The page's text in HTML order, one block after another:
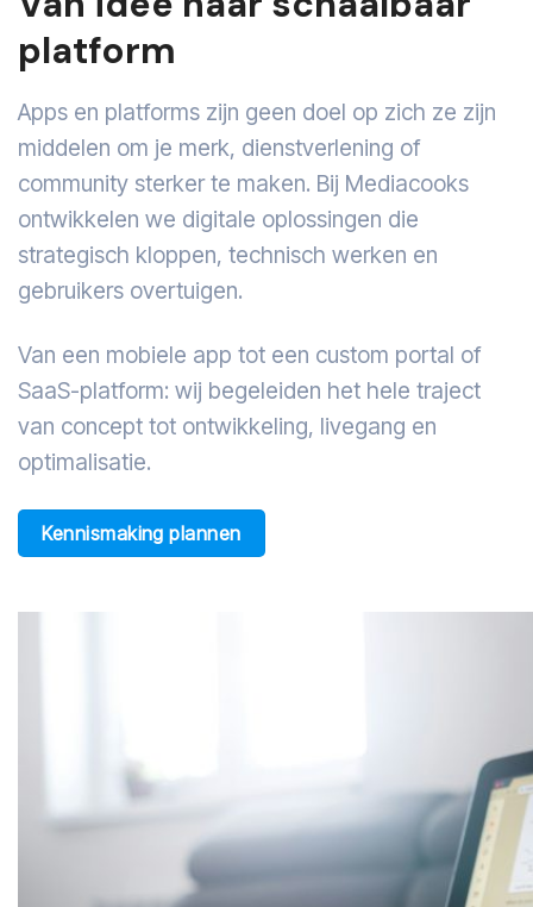
platform
Apps en platforms zijn geen doel op zich ze zijn
middelen om je merk, dienstverlening of
community sterker te maken. Bij Mediacooks
ontwikkelen we digitale oplossingen die
strategisch kloppen, technisch werken en
gebruikers overtuigen.
Van een mobiele app tot een custom portal of
SaaS-platform: wij begeleiden het hele traject
van concept tot ontwikkeling, livegang en
optimalisatie.
Kennismaking plannen